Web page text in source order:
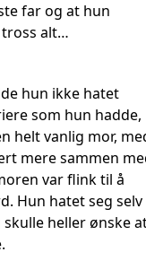
far og at hun
tross alt…
hun ikke hatet
som hun hadde,
helt vanlig mor,
mere sammen
var flink til å
Hun hatet seg selv
heller ønske